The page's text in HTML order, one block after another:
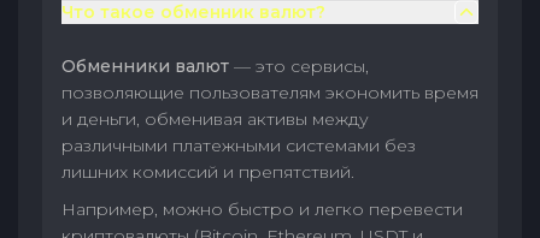
Что такое обменник валют?
Обменники валют — это сервисы,
позволяющие пользователям экономить время
и деньги, обменивая активы между
различными платежными системами без
лишних комиссий и препятствий.
Например, можно быстро и легко перевести